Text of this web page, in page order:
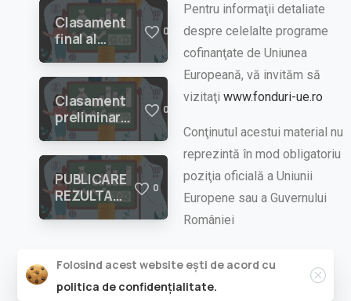
Clasament
final al
evaluării
afaceri
depuse în
cadrul
proiectului
„STAR:
Sprijin activ
pentru
Tinerii
Antreprenori
Oltenia”
0
Clasament
preliminar
Etapa 2 de
planurilor de
afaceri
depuse în
cadrul
Sprijin activ
pentru
0
PUBLICARE
REZULTATE
ETAPA 1
AFACERI
0
Pentru informaţii detaliate
despre celelalte programe
cofinanţate de Uniunea
Europeană, vă invităm să
vizitaţi www.fonduri-ue.ro
Conţinutul acestui material nu
reprezintă în mod obligatoriu
poziţia oficială a Uniunii
Europene sau a Guvernului
României
Folosind acest website ești de acord cu
politica de confidențialitate.